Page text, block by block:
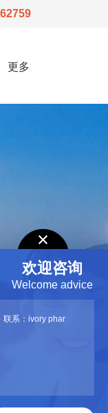
更多
欢迎咨询
Welcome advice
联系：ivory phar